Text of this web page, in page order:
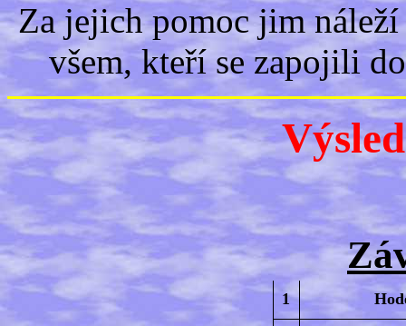
Za jejich pomoc jim náleží
všem, kteří se zapojili
1